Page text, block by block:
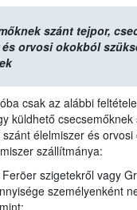
szánt tejpor,
és orvosi okokból
csak az alábbi
küldhető csecsemőknek
élelmiszer és
szállítmánya:
szigetekről vagy
személyenként